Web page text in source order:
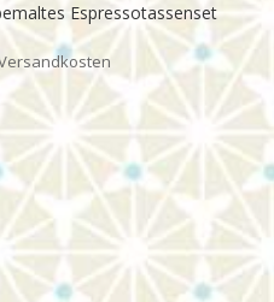
Espressotassenset